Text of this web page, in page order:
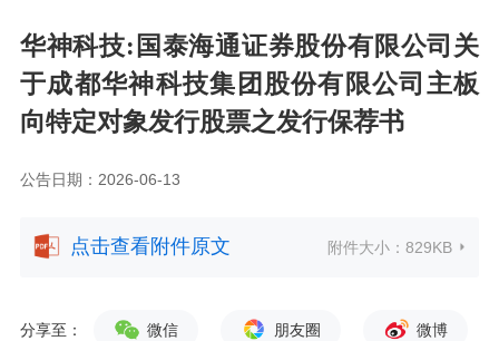
华神科技:国泰海通证券股份有限公司关
于成都华神科技集团股份有限公司主板
向特定对象发行股票之发行保荐书
公告日期：2026-06-13
点击查看附件原文 附件大小： 829KB
分享至： 微信 朋友圈 微博